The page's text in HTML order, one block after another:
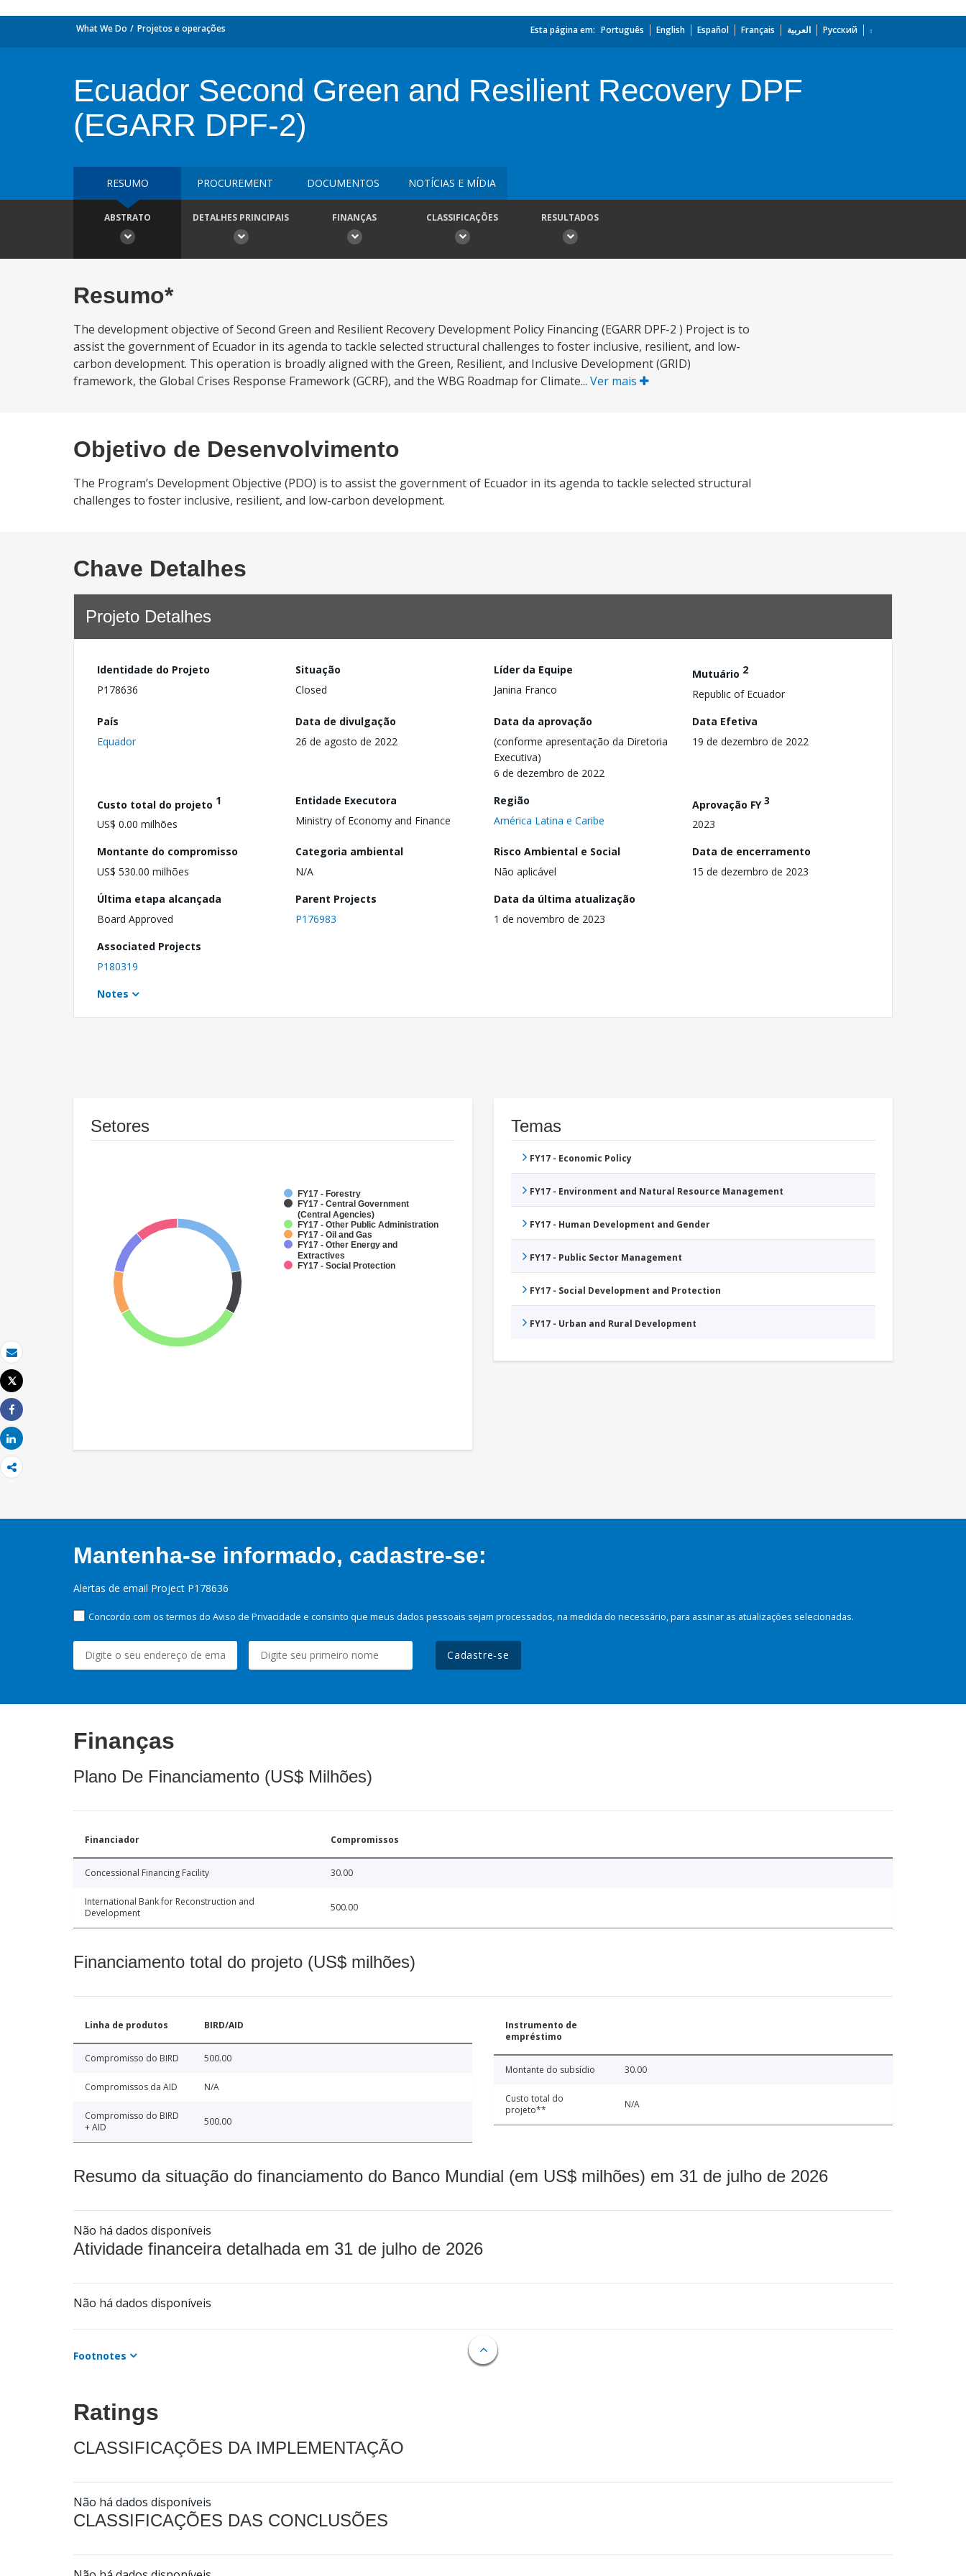
Email
Imprimir
Tweet
Share
Share
What We Do Projetos e operações Esta página em: Português English Español Français العربية Русский
Ecuador Second Green and Resilient Recovery DPF
(EGARR DPF-2)
RESUMO PROCUREMENT DOCUMENTOS NOTÍCIAS E MÍDIA
ABSTRATO DETALHES PRINCIPAIS FINANÇAS CLASSIFICAÇÕES RESULTADOS
Resumo*
The development objective of Second Green and Resilient Recovery Development Policy Financing (EGARR DPF-2 ) Project is to
assist the government of Ecuador in its agenda to tackle selected structural challenges to foster inclusive, resilient, and low-
carbon development. This operation is broadly aligned with the Green, Resilient, and Inclusive Development (GRID)
framework, the Global Crises Response Framework (GCRF), and the WBG Roadmap for Climate... Ver mais
Objetivo de Desenvolvimento
The Program’s Development Objective (PDO) is to assist the government of Ecuador in its agenda to tackle selected structural
challenges to foster inclusive, resilient, and low-carbon development.
Chave Detalhes
Projeto Detalhes
Identidade do Projeto
P178636
Situação
Closed
Líder da Equipe
Janina Franco
Mutuário 2
Republic of Ecuador
País
Equador
Data de divulgação
26 de agosto de 2022
Data da aprovação
(conforme apresentação da Diretoria
Executiva)
6 de dezembro de 2022
Data Efetiva
19 de dezembro de 2022
Custo total do projeto 1
US$ 0.00 milhões
Entidade Executora
Ministry of Economy and Finance
Região
América Latina e Caribe
Aprovação FY3
2023
Montante do compromisso
US$ 530.00 milhões
Categoria ambiental
N/A
Risco Ambiental e Social
Não aplicável
Data de encerramento
15 de dezembro de 2023
Última etapa alcançada
Board Approved
Parent Projects
P176983
Data da última atualização
1 de novembro de 2023
Associated Projects
P180319
Notes
Setores
FY17 - Forestry
FY17 - Central Government
(Central Agencies)
FY17 - Other Public Administration
FY17 - Oil and Gas
FY17 - Other Energy and
Extractives
FY17 - Social Protection
Temas
FY17 - Economic Policy
FY17 - Environment and Natural Resource Management
FY17 - Human Development and Gender
FY17 - Public Sector Management
FY17 - Social Development and Protection
FY17 - Urban and Rural Development
Mantenha-se informado, cadastre-se:
Alertas de email Project P178636
Concordo com os termos do Aviso de Privacidade e consinto que meus dados pessoais sejam processados, na medida do necessário, para assinar as atualizações selecionadas.
Cadastre-se
Finanças
Plano De Financiamento (US$ Milhões)
Financiador Compromissos
Concessional Financing Facility 30.00
International Bank for Reconstruction and
Development
500.00
Financiamento total do projeto (US$ milhões)
Linha de produtos BIRD/AID
Compromisso do BIRD 500.00
Compromissos da AID N/A
Compromisso do BIRD
+ AID
500.00
Instrumento de
empréstimo
Montante do subsídio 30.00
Custo total do
projeto**
N/A
Resumo da situação do financiamento do Banco Mundial (em US$ milhões) em 31 de julho de 2026
Não há dados disponíveis
Atividade financeira detalhada em 31 de julho de 2026
Não há dados disponíveis
Footnotes
Ratings
CLASSIFICAÇÕES DA IMPLEMENTAÇÃO
Não há dados disponíveis
CLASSIFICAÇÕES DAS CONCLUSÕES